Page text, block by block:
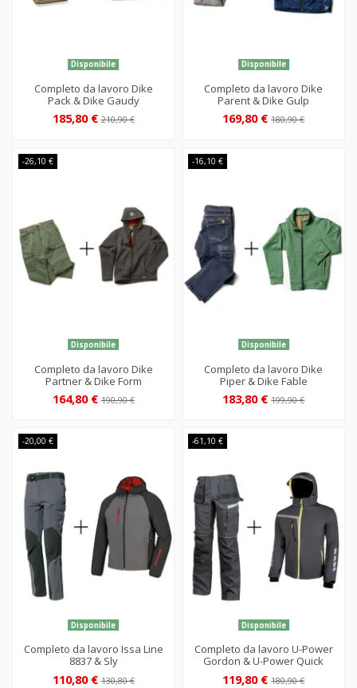
Disponibile
Completo da lavoro Dike
Pack & Dike Gaudy
185,80 €210,90 €
Disponibile
Completo da lavoro Dike
Parent & Dike Gulp
169,80 €180,90 €
-26,10 €
Disponibile
Completo da lavoro Dike
Partner & Dike Form
164,80 €190,90 €
-16,10 €
Disponibile
Completo da lavoro Dike
Piper & Dike Fable
183,80 €199,90 €
-20,00 €
Disponibile
Completo da lavoro Issa Line
8837 & Sly
110,80 €130,80 €
-61,10 €
Disponibile
Completo da lavoro U-Power
Gordon & U-Power Quick
119,80 €180,90 €